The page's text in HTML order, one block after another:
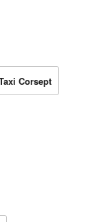
Corsept